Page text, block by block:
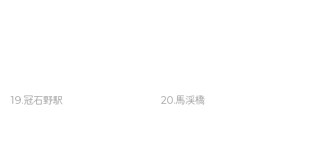
19.冠石野駅 20.馬渓橋